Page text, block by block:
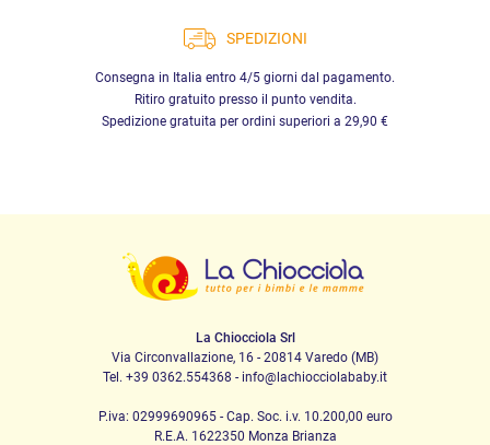
SPEDIZIONI
Consegna in Italia entro 4/5 giorni dal pagamento.
Ritiro gratuito presso il punto vendita.
Spedizione gratuita per ordini superiori a 29,90 €
La Chiocciola Srl
Via Circonvallazione, 16 - 20814 Varedo (MB)
Tel. +39 0362.554368 - info@lachiocciolababy.it
P.iva: 02999690965 - Cap. Soc. i.v. 10.200,00 euro
R.E.A. 1622350 Monza Brianza